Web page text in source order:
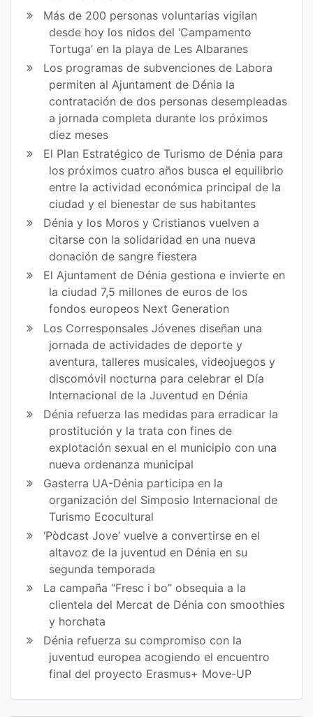
Más de 200 personas voluntarias vigilan
desde hoy los nidos del ‘Campamento
Tortuga’ en la playa de Les Albaranes
Los programas de subvenciones de Labora
permiten al Ajuntament de Dénia la
contratación de dos personas desempleadas
a jornada completa durante los próximos
diez meses
El Plan Estratégico de Turismo de Dénia para
los próximos cuatro años busca el equilibrio
entre la actividad económica principal de la
ciudad y el bienestar de sus habitantes
Dénia y los Moros y Cristianos vuelven a
citarse con la solidaridad en una nueva
donación de sangre fiestera
El Ajuntament de Dénia gestiona e invierte en
la ciudad 7,5 millones de euros de los
fondos europeos Next Generation
Los Corresponsales Jóvenes diseñan una
jornada de actividades de deporte y
aventura, talleres musicales, videojuegos y
discomóvil nocturna para celebrar el Día
Internacional de la Juventud en Dénia
Dénia refuerza las medidas para erradicar la
prostitución y la trata con fines de
explotación sexual en el municipio con una
nueva ordenanza municipal
Gasterra UA-Dénia participa en la
organización del Simposio Internacional de
Turismo Ecocultural
‘Pòdcast Jove’ vuelve a convertirse en el
altavoz de la juventud en Dénia en su
segunda temporada
La campaña “Fresc i bo” obsequia a la
clientela del Mercat de Dénia con smoothies
y horchata
Dénia refuerza su compromiso con la
juventud europea acogiendo el encuentro
final del proyecto Erasmus+ Move-UP